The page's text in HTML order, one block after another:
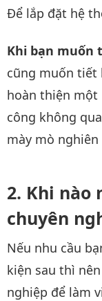
Để lắp đặt hệ
Khi bạn muốn
cũng muốn tiết
hoàn thiện một
công không
mày mò
Khi nào
chuyên
Nếu nhu cầu
kiện sau thì
nghiệp để làm